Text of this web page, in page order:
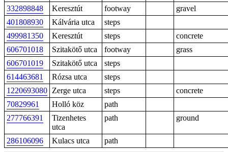
332898848 Keresztút footway
gravel
401808930
Kálvária utca
steps
499981350
Keresztút steps
concrete
606701018
Szitakötő utca footway
grass
606701019
Szitakötő utca
steps
614463681
Rózsa utca
steps
1220693080 Zerge utca steps
concrete
70829961
Holló köz
path
277766391
Tizenhetes
utca
path ground
286106096 Kulacs utca path